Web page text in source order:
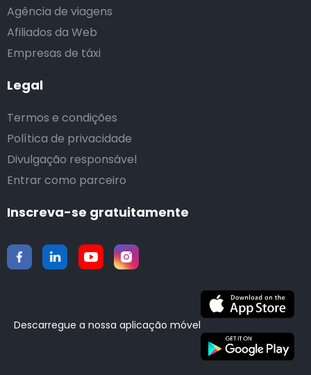
Agência de viagens
Afiliados da Web
Empresas de táxi
Legal
Termos e condições
Política de privacidade
Divulgação responsável
Entrar como parceiro
Inscreva-se gratuitamente
Descarregue a nossa aplicação móvel